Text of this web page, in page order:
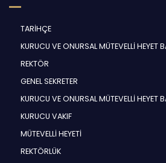
TARİHÇE
KURUCU VE ONURSAL MÜTEVELLİ HEYET
REKTÖR
GENEL SEKRETER
KURUCU VE ONURSAL MÜTEVELLİ HEYET
KURUCU VAKIF
MÜTEVELLİ HEYETİ
REKTÖRLÜK